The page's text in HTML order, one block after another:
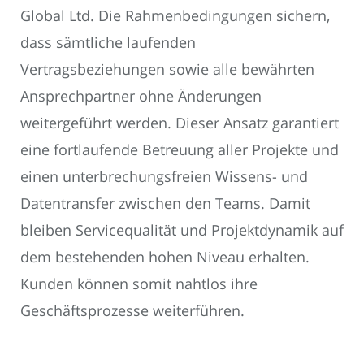
Global Ltd. Die Rahmenbedingungen sichern,
dass sämtliche laufenden
Vertragsbeziehungen sowie alle bewährten
Ansprechpartner ohne Änderungen
weitergeführt werden. Dieser Ansatz garantiert
eine fortlaufende Betreuung aller Projekte und
einen unterbrechungsfreien Wissens- und
Datentransfer zwischen den Teams. Damit
bleiben Servicequalität und Projektdynamik auf
dem bestehenden hohen Niveau erhalten.
Kunden können somit nahtlos ihre
Geschäftsprozesse weiterführen.